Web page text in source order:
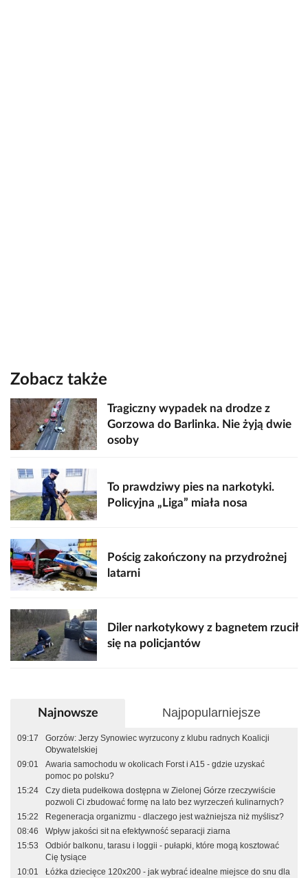
Zobacz także
Tragiczny wypadek na drodze z
Gorzowa do Barlinka. Nie żyją dwie
osoby
To prawdziwy pies na narkotyki.
Policyjna „Liga” miała nosa
Pościg zakończony na przydrożnej
latarni
Diler narkotykowy z bagnetem rzucił
się na policjantów
Najnowsze Najpopularniejsze
09:17
Gorzów: Jerzy Synowiec wyrzucony z klubu radnych Koalicji
Obywatelskiej
09:01
Awaria samochodu w okolicach Forst i A15 - gdzie uzyskać
pomoc po polsku?
15:24
Czy dieta pudełkowa dostępna w Zielonej Górze rzeczywiście
pozwoli Ci zbudować formę na lato bez wyrzeczeń kulinarnych?
15:22
Regeneracja organizmu - dlaczego jest ważniejsza niż myślisz?
08:46
Wpływ jakości sit na efektywność separacji ziarna
15:53
Odbiór balkonu, tarasu i loggii - pułapki, które mogą kosztować
Cię tysiące
10:01
Łóżka dziecięce 120x200 - jak wybrać idealne miejsce do snu dla